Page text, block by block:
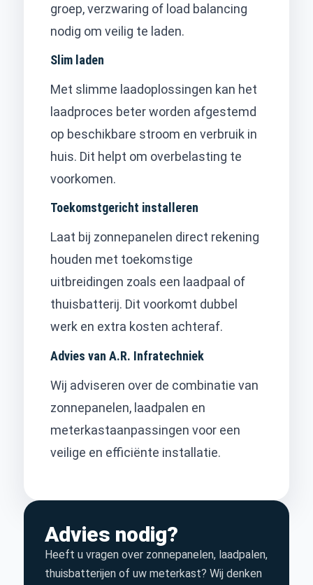
groep, verzwaring of load balancing
nodig om veilig te laden.
Slim laden
Met slimme laadoplossingen kan het
laadproces beter worden afgestemd
op beschikbare stroom en verbruik in
huis. Dit helpt om overbelasting te
voorkomen.
Toekomstgericht installeren
Laat bij zonnepanelen direct rekening
houden met toekomstige
uitbreidingen zoals een laadpaal of
thuisbatterij. Dit voorkomt dubbel
werk en extra kosten achteraf.
Advies van A.R. Infratechniek
Wij adviseren over de combinatie van
zonnepanelen, laadpalen en
meterkastaanpassingen voor een
veilige en efficiënte installatie.
Advies nodig?
Heeft u vragen over zonnepanelen, laadpalen,
thuisbatterijen of uw meterkast? Wij denken